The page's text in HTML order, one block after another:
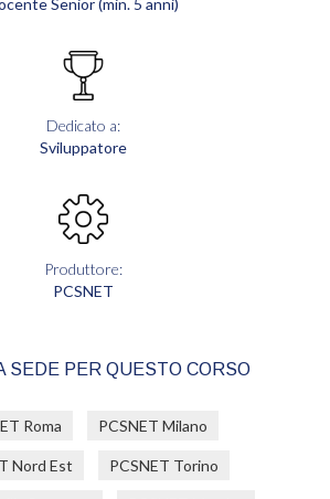
Dedicato a:
Sviluppatore
Produttore:
PCSNET
SEDE PER QUESTO CORSO
Roma PCSNET Milano
Nord Est PCSNET Torino